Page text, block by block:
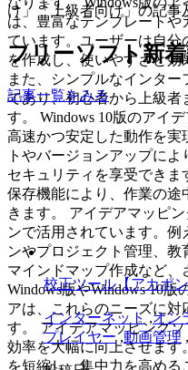
は、豊富なテンプレートや
ています。ユーザーは自
を作成し、使いやすさと効
また、シンプルなインタ
であり、初心者から上級者
す。 Windows 10版のアイ
高速かつ安定した動作を実
トやバージョンアップに
セキュリティを享受でき
保存機能により、作業の
きます。 アイデアマッピ
ンで活用されています。例
ンやプロジェクト管理、
マインドマップ作成など、
Windows版やWindows 10
アは、これらのニーズに
す。 アイデアマッピング
効率を大幅に向上させます
を短縮し、集中力を高め
け」「上級者向け」の記事
フリーソフト新
記事一覧をみる
校正ツール【アカポ
インターネット ,オン
プレイヤー,動画管理 ,